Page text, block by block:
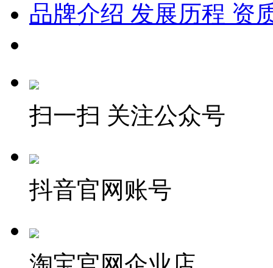
品牌介绍 发展历程 资
扫一扫 关注公众号
抖音官网账号